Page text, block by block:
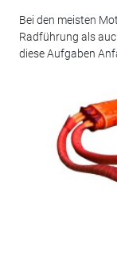
Bei den meisten
Radführung als
diese Aufgaben